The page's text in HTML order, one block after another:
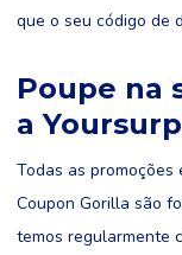
que o seu código de
Poupe na
a
Todas as promoções
Coupon Gorilla são
temos regularmente